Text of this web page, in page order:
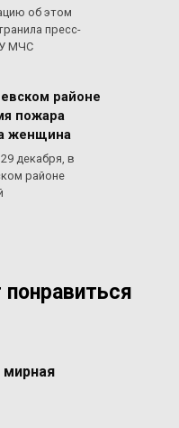
об этом
пресс-
МЧС
районе
пожара
женщина
декабря, в
районе
мирная